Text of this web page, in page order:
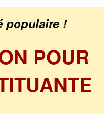
populaire !
POUR